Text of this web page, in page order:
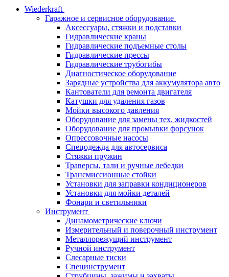
Wiederkraft
Гаражное и сервисное оборудование
Аксессуары, стяжки и подставки
Гидравлические краны
Гидравлические подъемные столы
Гидравлические прессы
Гидравлические трубогибы
Диагностическое оборудование
Зарядные устройства для аккумулятора авто
Кантователи для ремонта двигателя
Катушки для удаления газов
Мойки высокого давления
Оборудование для замены тех. жидкостей
Оборудование для промывки форсунок
Опрессовочные насосы
Спецодежда для автосервиса
Стяжки пружин
Траверсы, тали и ручные лебедки
Трансмиссионные стойки
Установки для заправки кондиционеров
Установки для мойки деталей
Фонари и светильники
Инструмент
Динамометрические ключи
Измерительный и поверочный инструмент
Металлорежущий инструмент
Ручной инструмент
Слесарные тиски
Специнструмент